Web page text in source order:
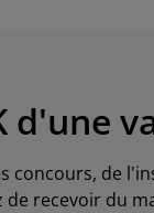
d'une
concours, de
recevoir du